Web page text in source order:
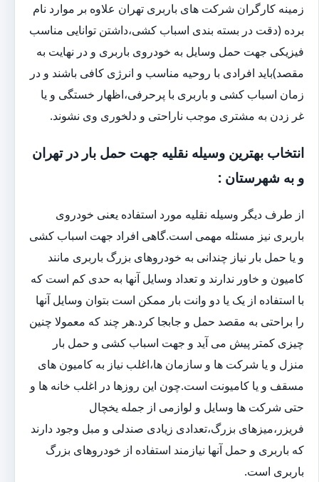
زمینه کارگران شرکت های باربری تهران علاوه بر موارد نام
برده (دقت در بسته بندی اسباب کشی،داشتن توانایی مناسب
فیزیکی جهت حمل وسایل به خودروی باربری و در نهایت به
مقصد)باید افرادی با روحیه مناسب و انرژی کافی باشند و در
زمان اسباب کشی و باربری با پرحرفی،اظهار خستگی و یا
غر زدن به مشتری موجب ناراحتی و دلخوری وی نشوند.
انتخاب بهترین وسیله نقلیه جهت حمل بار در تهران
و به شهرستان :
از طرف دیگر وسیله نقلیه مورد استفاده یعنی خودروی
باربری نیز مسئله مهمی است.گاهی افراد جهت اسباب کشی
و یا حمل بار نیاز چندانی به خودروهای بزرگ باربری مانند
کامیون و خاور ندارند و تعداد وسایل آنها به حدی کم است که
با استفاده از یک یا دو وانت بار ممکن است بتوان وسایل آنها
را براحتی به مقصد حمل و جابجا کرد.هر چند که معمولا چنین
چیزی کمتر پیش می آید و جهت اسباب کشی و حمل بار
منزل و یا شرکت ها و سازمان ها،اغلب نیاز به کامیون های
مسقف و یا کامیونت است.چون این روزها در اغلب خانه ها و
حتی شرکت ها وسایل و لوازمی از جمله یخچال
فریزر،میزهای بزرگ،تعدادی زیادی صندلی و مبل وجود دارند
که باربری و حمل آنها نیازمند استفاده از خودروهای بزرگ
باربری است.